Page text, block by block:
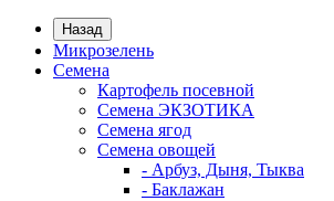
Назад
Микрозелень
Семена
Картофель посевной
Семена ЭКЗОТИКА
Семена ягод
Семена овощей
- Арбуз, Дыня, Тыква
- Баклажан